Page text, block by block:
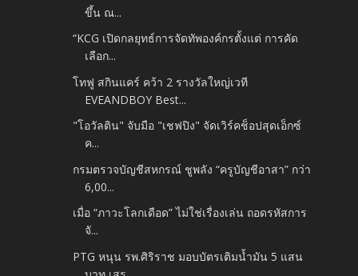
ขึ้น ณ...
“KCG เปิดกลยุทธ์การจัดทัพองค์กรตั้งแต่ การคัด
เลือก...
โทฟู สกินแคร์ คว้า 2 รางวัลใหญ่เวที
EVEANDBOY Best...
"โอวัลติน" จับมือ "เชฟปิง" จัดเวิร์คช็อปสุดเอ็กซ์
ค...
กรมตรวจบัญชีสหกรณ์ ชูพลัง “ครูบัญชีอาสา” กว่า
6,00...
เมื่อ “ภาวะโลกเดือด” ไม่ใช่เรื่องเล่น ถอดรหัสการ
จั...
PTG หนุน รพ.ศิริราช มอบบัตรเติมน้ำมัน 5 แสน